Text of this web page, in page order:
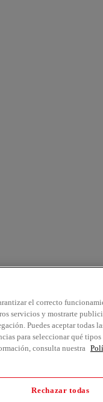
el correcto
servicios y mostrarte
Puedes aceptar todas
para seleccionar qué tipos
consulta nuestra
Rechazar todas